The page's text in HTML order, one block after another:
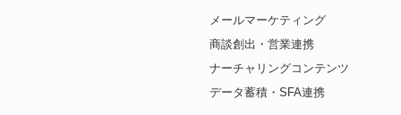
メールマーケティング
商談創出・営業連携
ナーチャリングコンテンツ
データ蓄積・SFA連携